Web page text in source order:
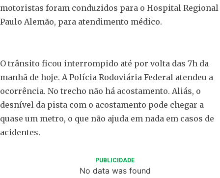
motoristas foram conduzidos para o Hospital Regional
Paulo Alemão, para atendimento médico.
O trânsito ficou interrompido até por volta das 7h da
manhã de hoje. A Polícia Rodoviária Federal atendeu a
ocorrência. No trecho não há acostamento. Aliás, o
desnível da pista com o acostamento pode chegar a
quase um metro, o que não ajuda em nada em casos de
acidentes.
PUBLICIDADE
No data was found